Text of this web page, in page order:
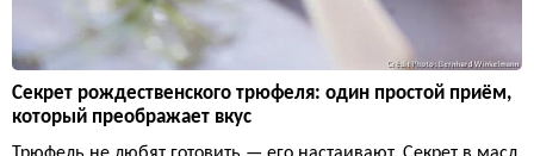
Секрет рождественского трюфеля: один простой приём,
который преображает вкус